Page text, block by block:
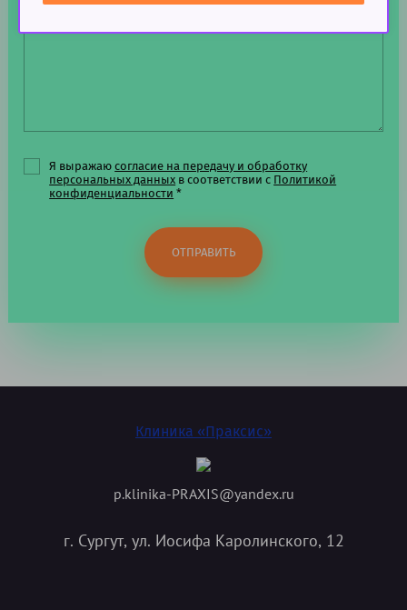
Я выражаюсогласие на передачу и обработку
персональных данных в соответствии с Политикой
конфиденциальности *
ОТПРАВИТЬ
Клиника «Праксис»
p.klinika-PRAXIS@yandex.ru
г. Сургут, ул. Иосифа Каролинского, 12